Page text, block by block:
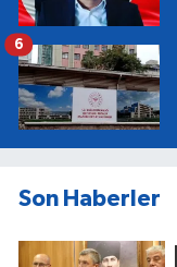
6
Son Haberler